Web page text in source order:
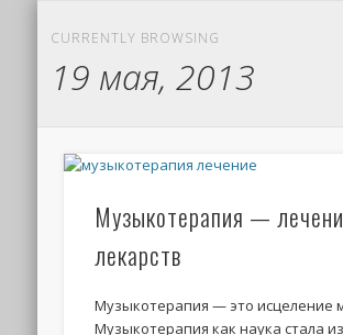
CURRENTLY BROWSING
19 мая, 2013
Музыкотерапия —
лекарств
Музыкотерапия — это исцеление
Музыкотерапия как наука стала